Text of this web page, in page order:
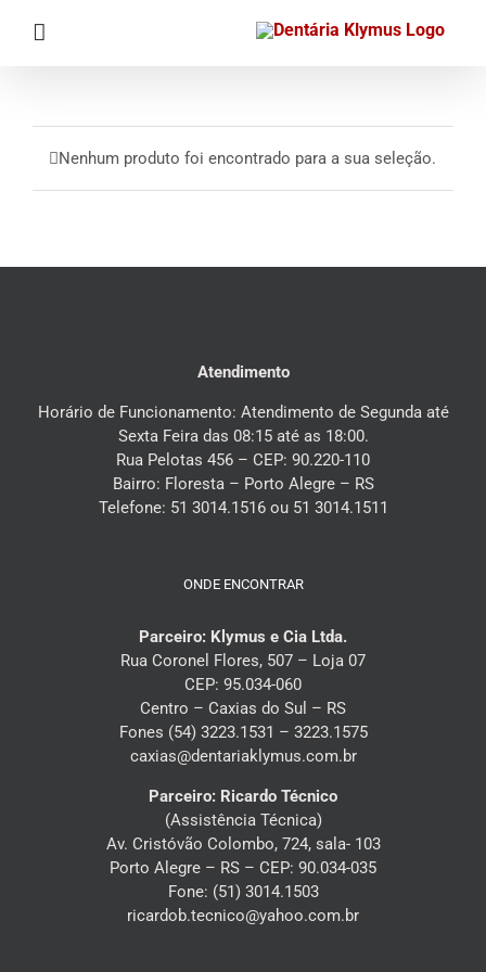
Nenhum produto foi encontrado para a sua seleção.
Atendimento
Horário de Funcionamento: Atendimento de Segunda até
Sexta Feira das 08:15 até as 18:00.
Rua Pelotas 456 – CEP: 90.220-110
Bairro: Floresta – Porto Alegre – RS
Telefone: 51 3014.1516 ou 51 3014.1511
ONDE ENCONTRAR
Parceiro: Klymus e Cia Ltda.
Rua Coronel Flores, 507 – Loja 07
CEP: 95.034-060
Centro – Caxias do Sul – RS
Fones (54) 3223.1531 – 3223.1575
caxias@dentariaklymus.com.br
Parceiro: Ricardo Técnico
(Assistência Técnica)
Av. Cristóvão Colombo, 724, sala- 103
Porto Alegre – RS – CEP: 90.034-035
Fone: (51) 3014.1503
ricardob.tecnico@yahoo.com.br